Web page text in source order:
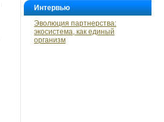
Интервью
Эволюция партнерства:
экосистема, как единый
организм